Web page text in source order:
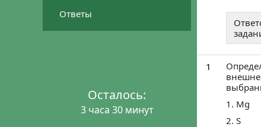
Ответы
Осталось:
3 часа 30 минут
1
1. Mg
2. S